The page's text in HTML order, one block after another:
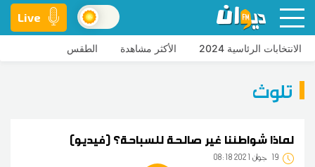
Live
الانتخابات الرئاسية 2024 الأكثر مشاهدة الطقس
تلوث
لماذا شواطئنا غير صالحة للسباحة؟ (فيديو)
19 08:18 2021 جوان